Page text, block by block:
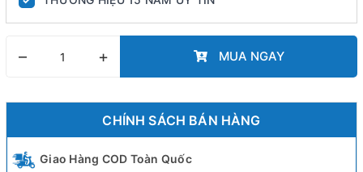
– + MUA NGAY
CHÍNH SÁCH BÁN HÀNG
Giao Hàng COD Toàn Quốc